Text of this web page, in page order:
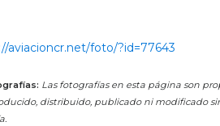
aviacioncr.net/foto/?id=77643
Las fotografías en esta página son
distribuido, publicado ni modificado